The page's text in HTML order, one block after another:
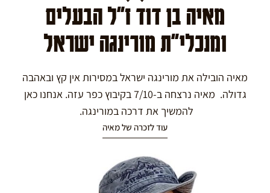
מאיה בן דוד ז"ל הבעלים
ומנכלי"ת מורינגה ישראל
מאיה הובילה את מורינגה ישראל במסירות אין קץ ובאהבה
גדולה. מאיה נרצחה ב-7/10 בקיבוץ כפר עזה. אנחנו כאן
להמשיך את דרכה במורינגה.
עוד לזכרה של מאיה